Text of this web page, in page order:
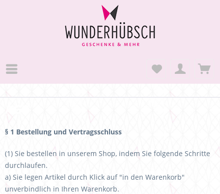
§ 1 Bestellung und Vertragsschluss
(1) Sie bestellen in unserem Shop, indem Sie folgende Schritte
durchlaufen.
a) Sie legen Artikel durch Klick auf "in den Warenkorb"
unverbindlich in Ihren Warenkorb.